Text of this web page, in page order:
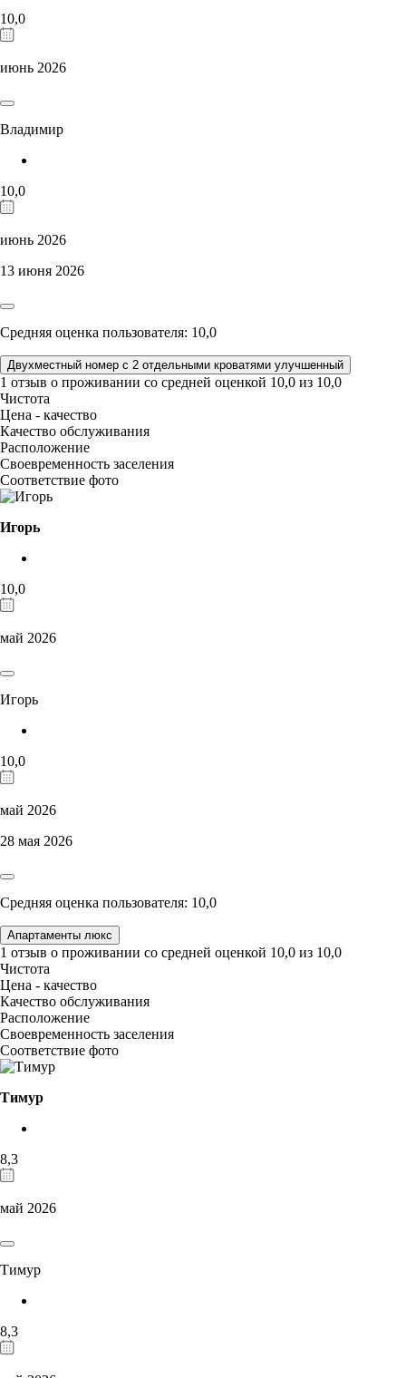
10,0
июнь 2026
Владимир
10,0
июнь 2026
13 июня 2026
Средняя оценка пользователя: 10,0
Двухместный номер с 2 отдельными кроватями улучшенный
1 отзыв о проживании со средней оценкой 10,0 из 10,0
Чистота
Цена - качество
Качество обслуживания
Расположение
Своевременность заселения
Соответствие фото
Игорь
10,0
май 2026
Игорь
10,0
май 2026
28 мая 2026
Средняя оценка пользователя: 10,0
Апартаменты люкс
1 отзыв о проживании со средней оценкой 10,0 из 10,0
Чистота
Цена - качество
Качество обслуживания
Расположение
Своевременность заселения
Соответствие фото
Тимур
8,3
май 2026
Тимур
8,3